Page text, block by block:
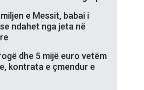
e Messit, babai i
ndahet nga jeta në
dhe 5 mijë euro vetëm
kontrata e çmendur e